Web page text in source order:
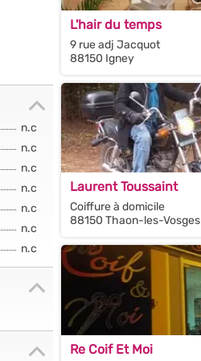
n.c
n.c
n.c
n.c
n.c
n.c
n.c
L'hair du temps
9 rue adj Jacquot
88150 Igney
Laurent Toussaint
Coiffure à domicile
88150 Thaon-les-Vosges
Re Coif Et Moi